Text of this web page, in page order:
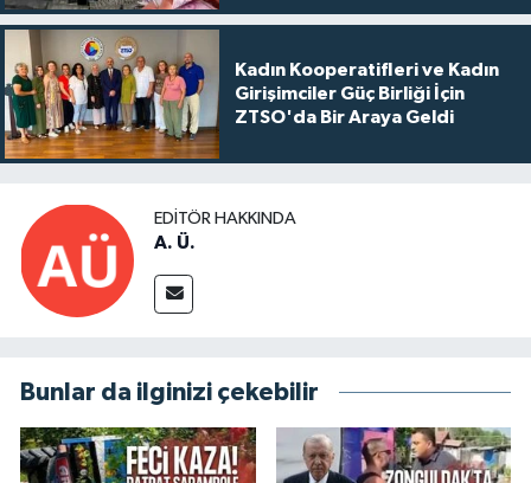
Kadın Kooperatifleri ve Kadın
Girişimciler Güç Birliği İçin
ZTSO'da Bir Araya Geldi
EDITÖR HAKKINDA
A. Ü.
Bunlar da ilginizi çekebilir